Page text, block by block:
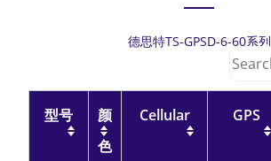
德思特TS-GPSD-6-60系列
型号
颜
色
Cellular GPS